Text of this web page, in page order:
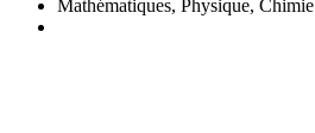
Mathématiques, Physique, Chimie